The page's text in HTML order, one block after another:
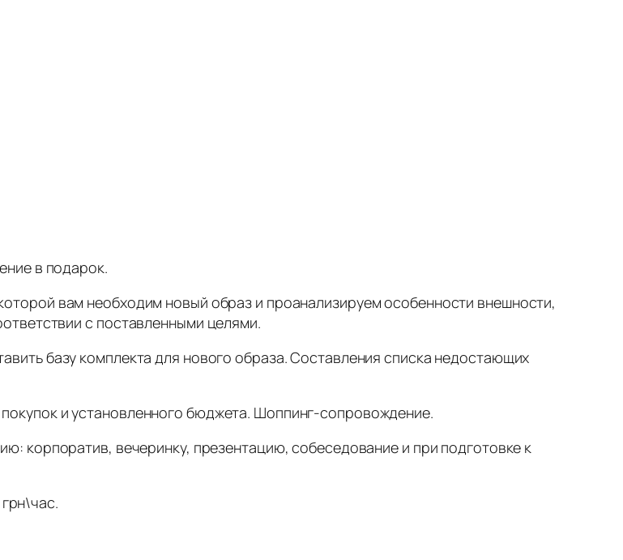
в подарок.
вам необходим новый образ и проанализируем особенности внешности,
с поставленными целями.
базу комплекта для нового образа. Составления списка недостающих
и установленного бюджета. Шоппинг-сопровождение.
корпоратив, вечеринку, презентацию, собеседование и при подготовке к